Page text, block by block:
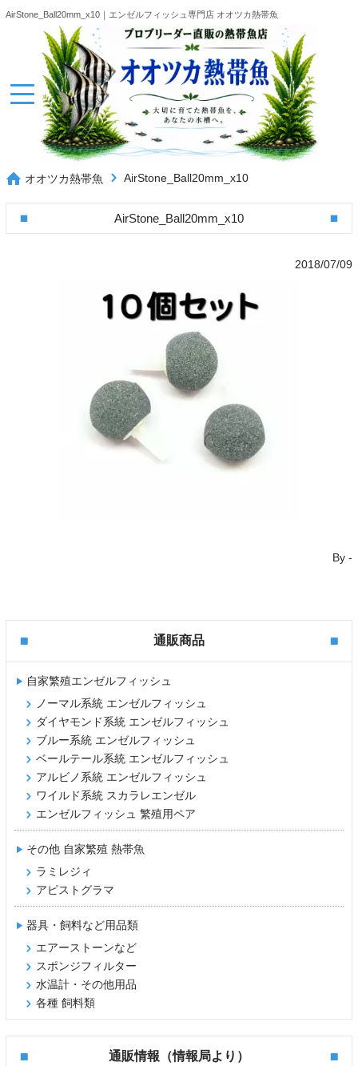
AirStone_Ball20mm_x10｜エンゼルフィッシュ専門店 オオツカ熱帯魚
オオツカ熱帯魚 AirStone_Ball20mm_x10
AirStone_Ball20mm_x10
2018/07/09
By-
通販商品
自家繁殖エンゼルフィッシュ
ノーマル系統 エンゼルフィッシュ
ダイヤモンド系統 エンゼルフィッシュ
ブルー系統 エンゼルフィッシュ
ベールテール系統 エンゼルフィッシュ
アルビノ系統 エンゼルフィッシュ
ワイルド系統 スカラレエンゼル
エンゼルフィッシュ 繁殖用ペア
その他 自家繁殖 熱帯魚
ラミレジィ
アピストグラマ
器具・飼料など用品類
エアーストーンなど
スポンジフィルター
水温計・その他用品
各種 飼料類
通販情報（情報局より）